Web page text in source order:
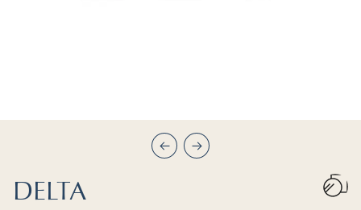
PrécédentSuivant
DELTA